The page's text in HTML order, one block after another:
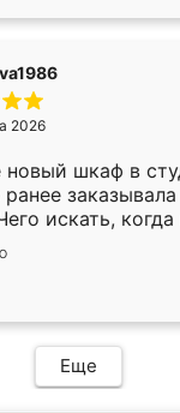
2026
новый шкаф в
ранее
искать,
Служит кухня
нет.
Еще